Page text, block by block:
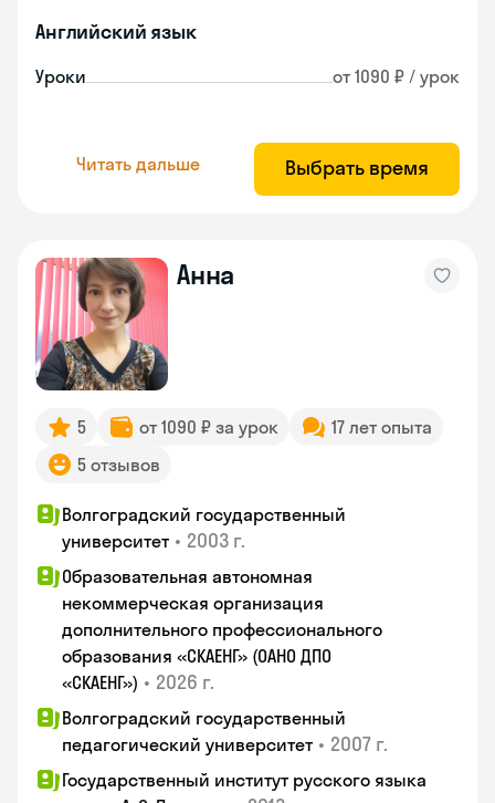
Английский язык
Уроки от 1090 ₽ / урок
Читать дальше Выбрать время
Анна
5 от 1090 ₽ за урок
17 лет опыта
5 отзывов
Волгоградский государственный
университет • 2003 г.
Образовательная автономная
некоммерческая организация
дополнительного профессионального
образования «СКАЕНГ» (ОАНО ДПО
«СКАЕНГ») • 2026 г.
Волгоградский государственный
педагогический университет • 2007 г.
Государственный институт русского языка